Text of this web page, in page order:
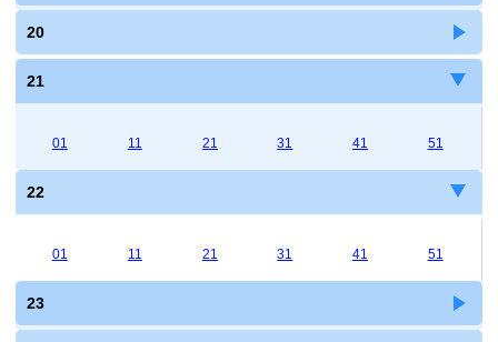
20
21
01 11 21 31 41 51
22
01 11 21 31 41 51
23